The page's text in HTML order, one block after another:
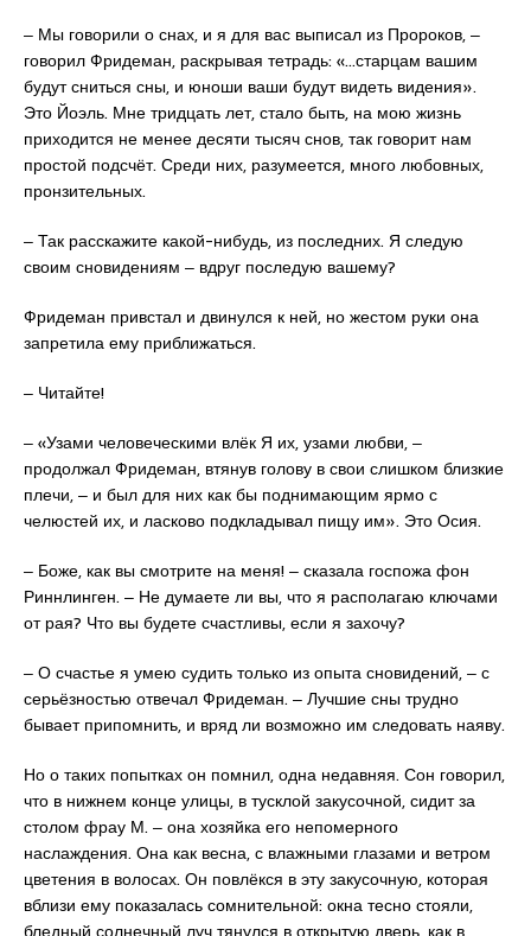
‒ Мы говорили о снах, и я для вас выписал из Пророков, ‒
говорил Фридеман, раскрывая тетрадь: «…старцам вашим
будут сниться сны, и юноши ваши будут видеть видения».
Это Йоэль. Мне тридцать лет, стало быть, на мою жизнь
приходится не менее десяти тысяч снов, так говорит нам
простой подсчёт. Среди них, разумеется, много любовных,
пронзительных.
‒ Так расскажите какой-нибудь, из последних. Я следую
своим сновидениям ‒ вдруг последую вашему?
Фридеман привстал и двинулся к ней, но жестом руки она
запретила ему приближаться.
‒ Читайте!
‒ «Узами человеческими влёк Я их, узами любви, ‒
продолжал Фридеман, втянув голову в свои слишком близкие
плечи, ‒ и был для них как бы поднимающим ярмо с
челюстей их, и ласково подкладывал пищу им». Это Осия.
‒ Боже, как вы смотрите на меня! ‒ сказала госпожа фон
Риннлинген. ‒ Не думаете ли вы, что я располагаю ключами
от рая? Что вы будете счастливы, если я захочу?
‒ О счастье я умею судить только из опыта сновидений, ‒ с
серьёзностью отвечал Фридеман. ‒ Лучшие сны трудно
бывает припомнить, и вряд ли возможно им следовать наяву.
Но о таких попытках он помнил, одна недавняя. Сон говорил,
что в нижнем конце улицы, в тусклой закусочной, сидит за
столом фрау М. ‒ она хозяйка его непомерного
наслаждения. Она как весна, с влажными глазами и ветром
цветения в волосах. Он повлёкся в эту закусочную, которая
вблизи ему показалась сомнительной: окна тесно стояли,